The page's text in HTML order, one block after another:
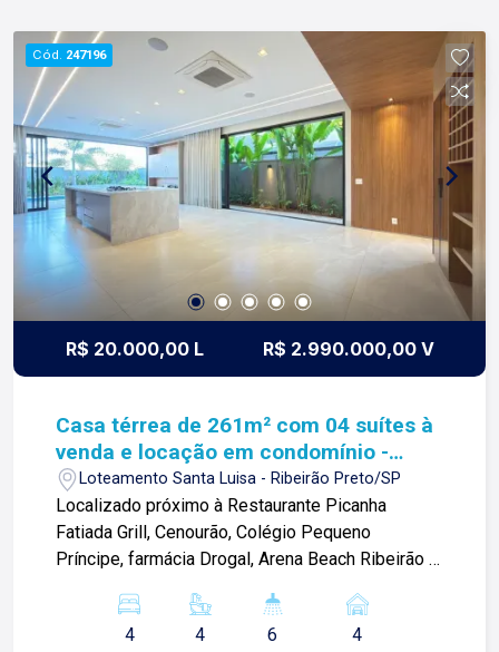
Cód. 247196
R$ 20.000,00 L R$ 2.990.000,00 V
Casa térrea de 261m² com 04 suítes à
venda e locação em condomínio -
Jardim Olhos D`Água
Loteamento Santa Luisa - Ribeirão Preto/SP
Localizado próximo à Restaurante Picanha
Fatiada Grill, Cenourão, Colégio Pequeno
Príncipe, farmácia Drogal, Arena Beach Ribeirão e
-04 suítes sendo a máster com closet, cubas e
chuveiros duplos; -Sala ampla; -01 lavabo; -
4 4 6 4